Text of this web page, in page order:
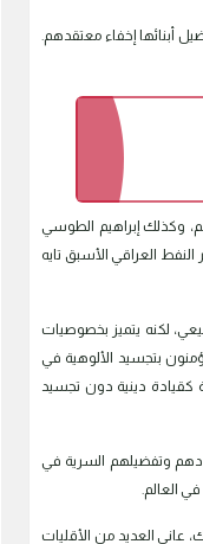
أبنائها إخفاء معتقدهم.
وكذلك إبراهيم الطوسي
أبرزهم وزير النفط العراقي الأسبق تايه
لكنه يتميز بخصوصيات
بتجسيد الألوهية في
كقيادة دينية دون تجسيد
وتفضيلهم السرية في
العالم.
العديد من الأقليات